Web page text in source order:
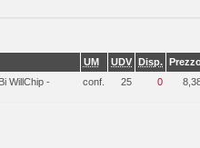
UM UDV Disp.
WillChip -
conf. 25 0